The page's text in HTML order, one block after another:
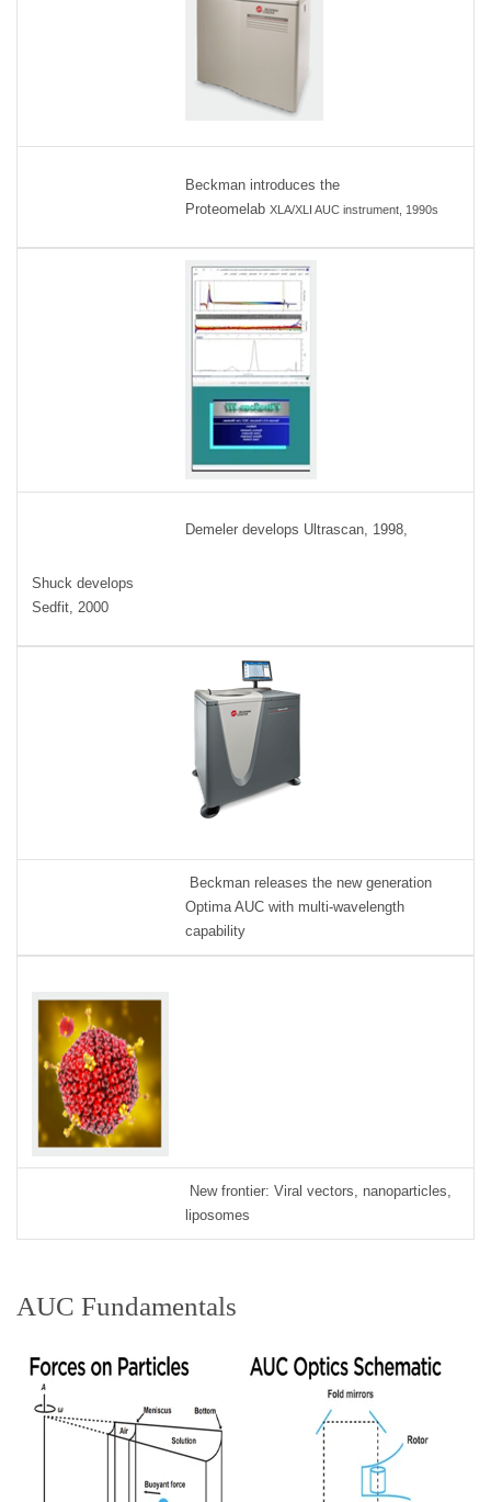
Beckman introduces the
Proteomelab XLA/XLI AUC instrument, 1990s
Demeler develops Ultrascan, 1998,
Shuck develops
Sedfit, 2000
Beckman releases the new generation
Optima AUC with multi-wavelength
capability
New frontier: Viral vectors, nanoparticles,
liposomes
AUC Fundamentals